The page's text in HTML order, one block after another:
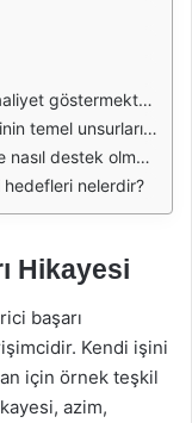
göstermektedir?
unsurları nelerdir?
destek olmaktadır?
hedefleri nelerdir?
Hikayesi
başarı
Kendi işini
için örnek teşkil
azim,